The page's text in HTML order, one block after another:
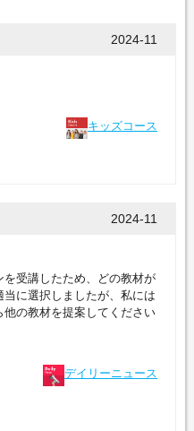
2024-11
キッズコース
2024-11
受講したため、どの教材が
に選択しましたが、私には
の教材を提案してください
デイリーニュース